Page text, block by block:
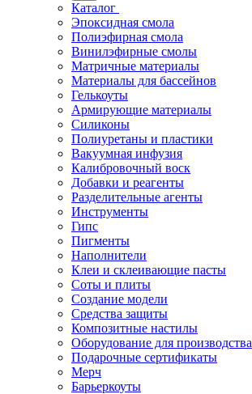
Каталог
Эпоксидная смола
Полиэфирная смола
Винилэфирные смолы
Матричные материалы
Материалы для бассейнов
Гелькоуты
Армирующие материалы
Силиконы
Полиуретаны и пластики
Вакуумная инфузия
Калибровочный воск
Добавки и реагенты
Разделительные агенты
Инструменты
Гипс
Пигменты
Наполнители
Клеи и склеивающие пасты
Соты и плиты
Создание модели
Средства защиты
Композитные настилы
Оборудование для производства
Подарочные сертификаты
Мерч
Барьеркоуты